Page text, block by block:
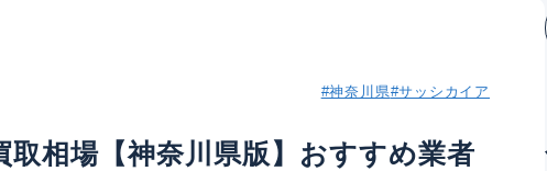
#神奈川県#サッシカイア
相場【神奈川県版】おすすめ業者